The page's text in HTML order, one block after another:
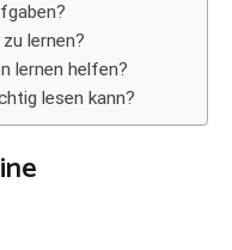
lernen?
lernen helfen?
lesen kann?